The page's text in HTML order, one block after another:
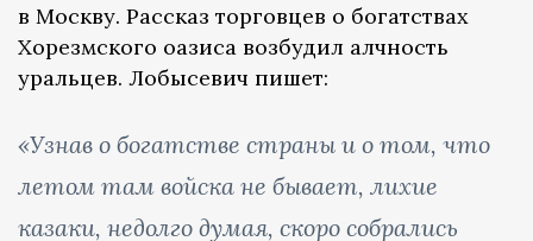
в Москву. Рассказ торговцев о богатствах
Хорезмского оазиса возбудил алчность
уральцев. Лобысевич пишет:
«Узнав о богатстве страны и о том, что
летом там войска не бывает, лихие
казаки, недолго думая, скоро собрались